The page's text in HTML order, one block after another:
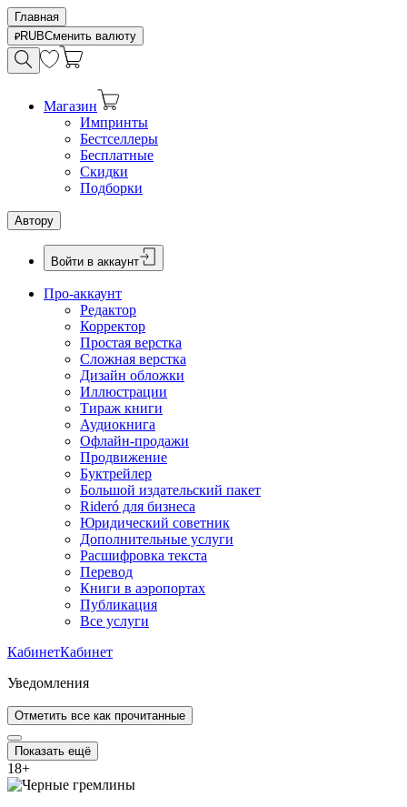
Главная
RUBСменить валюту
Магазин
Импринты
Бестселлеры
Бесплатные
Скидки
Подборки
Автору
Войти в аккаунт
Про-аккаунт
Редактор
Корректор
Простая верстка
Сложная верстка
Дизайн обложки
Иллюстрации
Тираж книги
Аудиокнига
Офлайн-продажи
Продвижение
Буктрейлер
Большой издательский пакет
Rideró для бизнеса
Юридический советник
Дополнительные услуги
Расшифровка текста
Перевод
Книги в аэропортах
Публикация
Все услуги
КабинетКабинет
Уведомления
Отметить все как прочитанные
Показать ещё
18+